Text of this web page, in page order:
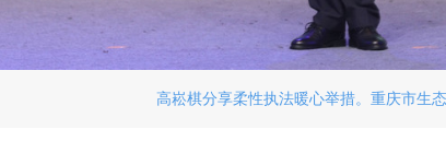
高崧棋分享柔性执法暖心举措。重庆市生